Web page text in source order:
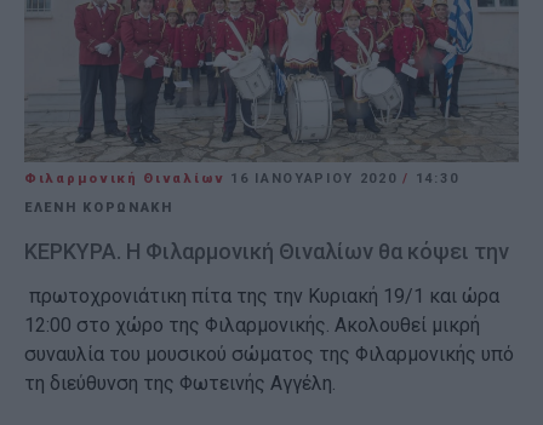
Φιλαρμονική Θιναλίων 16 ΙΑΝΟΥΑΡΊΟΥ 2020/ 14:30
ΕΛΈΝΗ ΚΟΡΩΝΆΚΗ
ΚΕΡΚΥΡΑ. Η Φιλαρμονική Θιναλίων θα κόψει την
πρωτοχρονιάτικη πίτα της την Κυριακή 19/1 και ώρα
12:00 στο χώρο της Φιλαρμονικής. Ακολουθεί μικρή
συναυλία του μουσικού σώματος της Φιλαρμονικής υπό
τη διεύθυνση της Φωτεινής Αγγέλη.